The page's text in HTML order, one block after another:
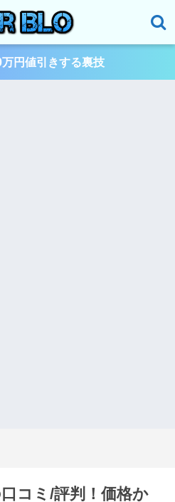
円値引きする裏技
コミ/評判！価格か